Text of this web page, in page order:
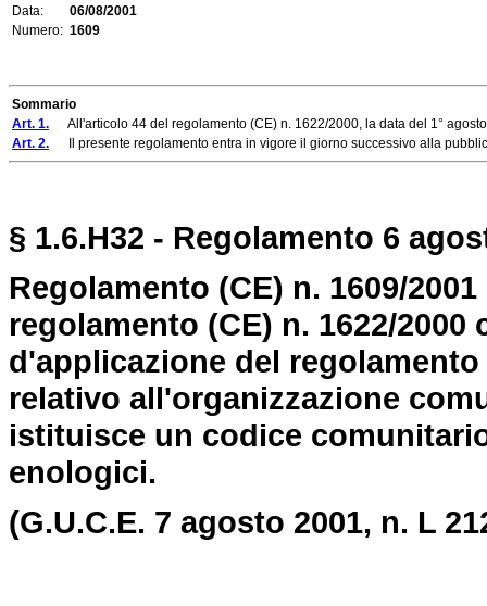
Data:
06/08/2001
Numero: 1609
Sommario
Art. 1. All'articolo 44 del regolamento (CE) n. 1622/2000, la data del 1°
Art. 2. Il presente regolamento entra in vigore il giorno successivo alla
§ 1.6.H32 - Regolamento 6
Regolamento (CE) n. 1609/
regolamento (CE) n. 1622/
d'applicazione del
relativo all'organizzazione
istituisce un codice
enologici.
(G.U.C.E. 7 agosto 2001, n. L